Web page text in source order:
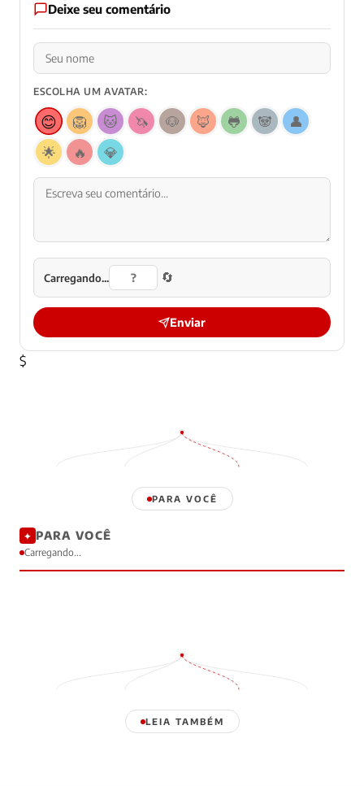
Deixe seu comentário
ESCOLHA UM AVATAR:
😊 🦁 🐱 🦄 🐶 🦊 🐸 🐼
👤
🌟
🔥 💎
Carregando... 🔄
Enviar
$
PARA VOCÊ
✦ PARA VOCÊ
Carregando...
LEIA TAMBÉM